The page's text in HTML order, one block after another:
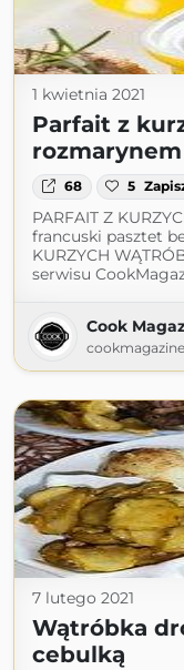
1 kwietnia 2021
Parfait z
rozmarynem
68 5
PARFAIT Z
francuski pasztet
KURZYCH
serwisu
Cook
7 lutego 2021
Wątróbka
cebulką